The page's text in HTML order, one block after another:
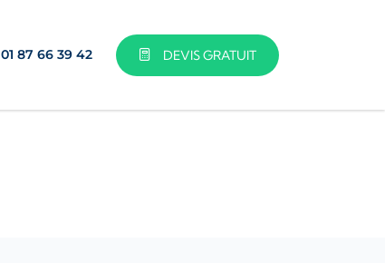
01 87 66 39 42 DEVIS GRATUIT